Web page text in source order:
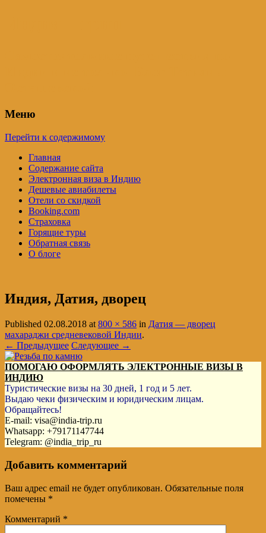
Меню
Перейти к содержимому
Главная
Содержание сайта
Электронная виза в Индию
Дешевые авиабилеты
Отели со скидкой
Booking.com
Страховка
Горящие туры
Обратная связь
О блоге
Индия, Датия, дворец
Published 02.08.2018 at 800 × 586 in Датия — дворец
махараджи средневековой Индии.
← Предыдущее Следующее →
ПОМОГАЮ ОФОРМЛЯТЬ ЭЛЕКТРОННЫЕ ВИЗЫ В
ИНДИЮ
Туристические визы на 30 дней, 1 год и 5 лет.
Выдаю чеки физическим и юридическим лицам.
Обращайтесь!
E-mail: visa@india-trip.ru
Whatsapp: +79171147744
Telegram: @india_trip_ru
Добавить комментарий
Ваш адрес email не будет опубликован. Обязательные поля
помечены *
Комментарий *